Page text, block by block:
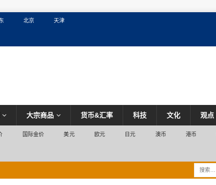
北京 天津
大宗商品 货币&汇率 科技 文化 观点
国际金价 美元 欧元 日元 澳币 港币